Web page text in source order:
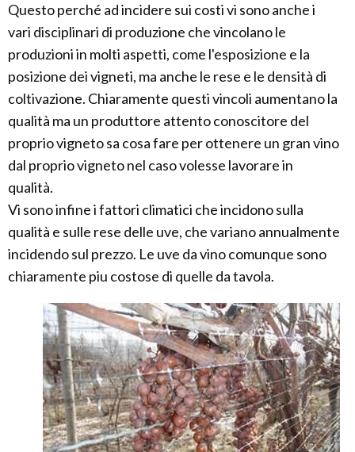
Questo perché ad incidere sui costi vi sono anche i
vari disciplinari di produzione che vincolano le
produzioni in molti aspetti, come l'esposizione e la
posizione dei vigneti, ma anche le rese e le densità di
coltivazione. Chiaramente questi vincoli aumentano la
qualità ma un produttore attento conoscitore del
proprio vigneto sa cosa fare per ottenere un gran vino
dal proprio vigneto nel caso volesse lavorare in
qualità.
Vi sono infine i fattori climatici che incidono sulla
qualità e sulle rese delle uve, che variano annualmente
incidendo sul prezzo. Le uve da vino comunque sono
chiaramente piu costose di quelle da tavola.